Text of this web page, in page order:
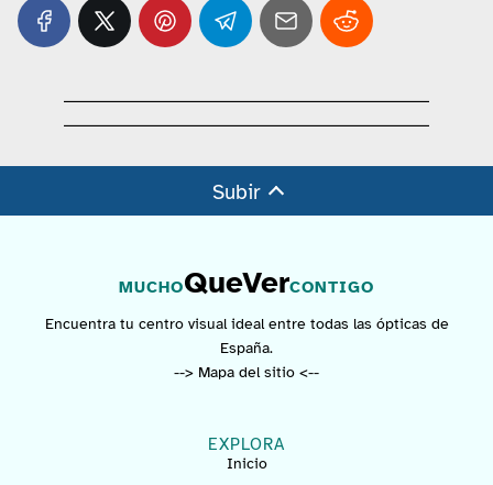
Médical Óptica, Urkixo Zumarkalea,
Bilbao, Vizcaya
Miller & Marc En Bilbao, Vizcaya
Subir
MUCHOQueVerCONTIGO
Encuentra tu centro visual ideal entre todas las ópticas de
España.
--> Mapa del sitio <--
EXPLORA
Inicio